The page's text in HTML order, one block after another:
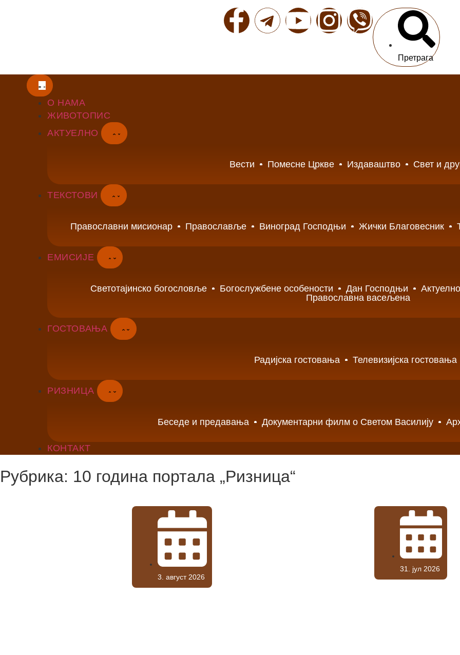
Претрага
О НАМА
ЖИВОТОПИС
АКТУЕЛНО
Вести Помесне Цркве Издаваштво Свет и
ТЕКСТОВИ
Православни мисионар Православље Виноград Господњи Жички Благовесник
ЕМИСИЈЕ
Светотајинско богословље Богослужбене особености Дан Господњи
Православна васељена
ГОСТОВАЊА
Радијска гостовања Телевизијска гостовања
РИЗНИЦА
Беседе и предавања Документарни филм о Светом Василију
КОНТАКТ
Рубрика: 10 година портала „Ризница“
3. август 2026
31. јул 2026